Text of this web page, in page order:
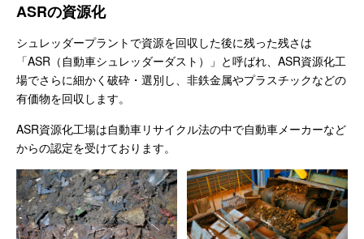
ASRの資源化
シュレッダープラントで資源を回収した後に残った残さは
「ASR（自動車シュレッダーダスト）」と呼ばれ、ASR資源化工
場でさらに細かく破砕・選別し、非鉄金属やプラスチックなどの
有価物を回収します。
ASR資源化工場は自動車リサイクル法の中で自動車メーカーなど
からの認定を受けております。